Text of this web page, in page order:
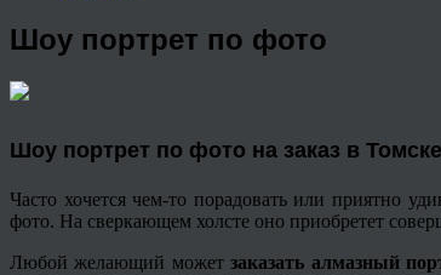
Шоу портрет по фото
Шоу портрет по фото на заказ в Томске
Часто хочется чем-то порадовать или приятно
фото. На сверкающем холсте оно приобретет
Любой желающий можетзаказать алмазный